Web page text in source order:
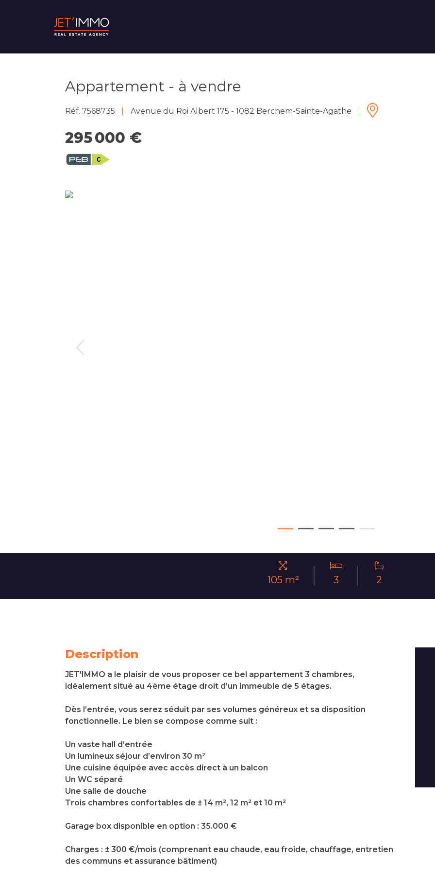
Appartement - à vendre
Réf. 7568735 Avenue du Roi Albert 175 - 1082 Berchem-Sainte-Agathe
295 000 €
105 m² 3 2
Description
JET'IMMO a le plaisir de vous proposer ce bel appartement 3 chambres,
idéalement situé au 4ème étage droit d’un immeuble de 5 étages.
Dès l’entrée, vous serez séduit par ses volumes généreux et sa disposition
fonctionnelle. Le bien se compose comme suit :
Un vaste hall d’entrée
Un lumineux séjour d’environ 30 m²
Une cuisine équipée avec accès direct à un balcon
Un WC séparé
Une salle de douche
Trois chambres confortables de ± 14 m², 12 m² et 10 m²
Garage box disponible en option : 35.000 €
Charges : ± 300 €/mois (comprenant eau chaude, eau froide, chauffage, entretien
des communs et assurance bâtiment)